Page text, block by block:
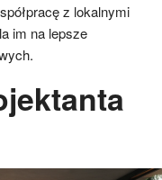
z lokalnymi
im na lepsze